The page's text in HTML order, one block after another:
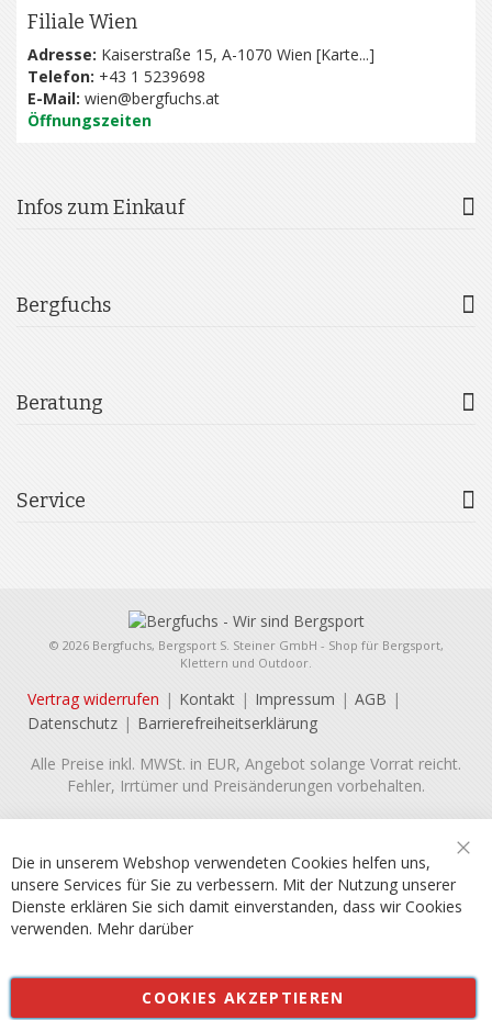
Filiale Wien
Adresse: Kaiserstraße 15, A-1070 Wien [Karte...]
Telefon: +43 1 5239698
E-Mail: wien@bergfuchs.at
Öffnungszeiten
Infos zum Einkauf
Bergfuchs
Beratung
Service
© 2026 Bergfuchs, Bergsport S. Steiner GmbH - Shop für Bergsport,
Klettern und Outdoor.
Vertrag widerrufen Kontakt Impressum
AGB
Datenschutz
Barrierefreiheitserklärung
Alle Preise inkl. MWSt. in EUR, Angebot solange Vorrat reicht.
Fehler, Irrtümer und Preisänderungen vorbehalten.
Die in unserem Webshop verwendeten Cookies helfen uns,
unsere Services für Sie zu verbessern. Mit der Nutzung unserer
Dienste erklären Sie sich damit einverstanden, dass wir Cookies
verwenden. Mehr darüber
COOKIES AKZEPTIEREN